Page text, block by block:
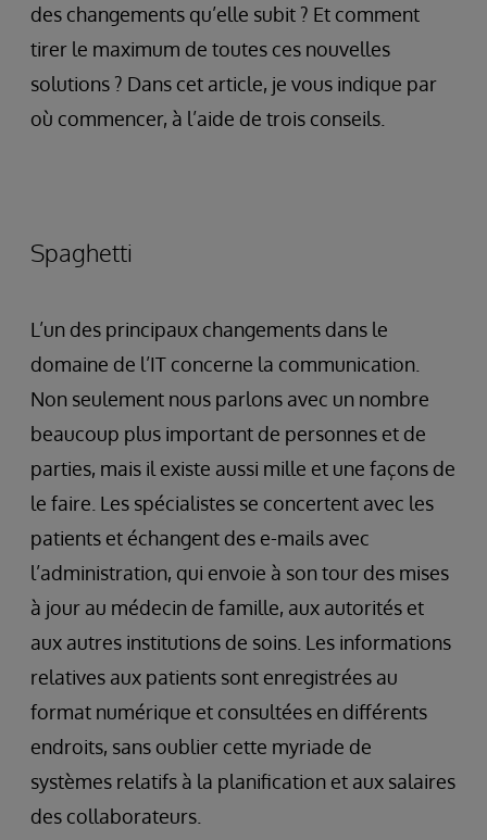
des changements qu’elle subit ? Et comment
tirer le maximum de toutes ces nouvelles
solutions ? Dans cet article, je vous indique par
où commencer, à l’aide de trois conseils.
Spaghetti
L’un des principaux changements dans le
domaine de l’IT concerne la communication.
Non seulement nous parlons avec un nombre
beaucoup plus important de personnes et de
parties, mais il existe aussi mille et une façons de
le faire. Les spécialistes se concertent avec les
patients et échangent des e-mails avec
l’administration, qui envoie à son tour des mises
à jour au médecin de famille, aux autorités et
aux autres institutions de soins. Les informations
relatives aux patients sont enregistrées au
format numérique et consultées en différents
endroits, sans oublier cette myriade de
systèmes relatifs à la planification et aux salaires
des collaborateurs.